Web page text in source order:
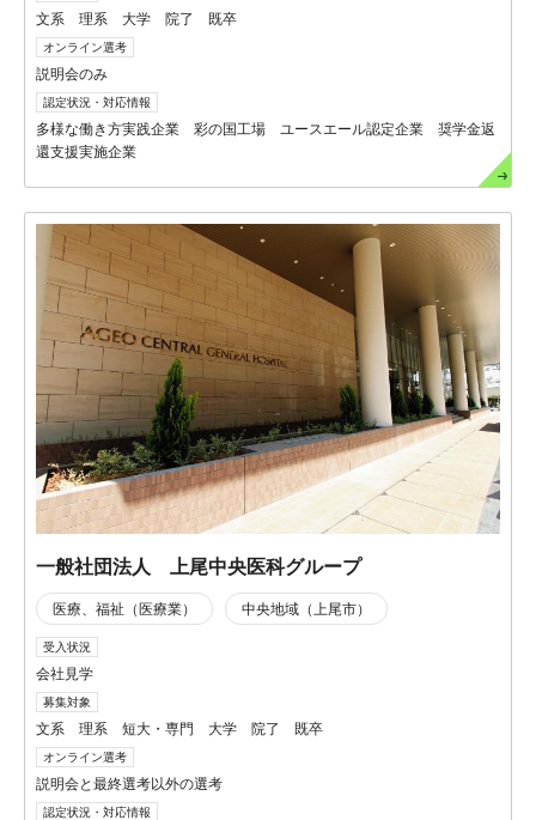
文系 理系 大学 院了 既卒
オンライン選考
説明会のみ
認定状況・対応情報
多様な働き方実践企業 彩の国工場 ユースエール認定企業 奨学金返
還支援実施企業
一般社団法人 上尾中央医科グループ
医療、福祉（医療業） 中央地域（上尾市）
受入状況
会社見学
募集対象
文系 理系 短大・専門 大学 院了 既卒
オンライン選考
説明会と最終選考以外の選考
認定状況・対応情報